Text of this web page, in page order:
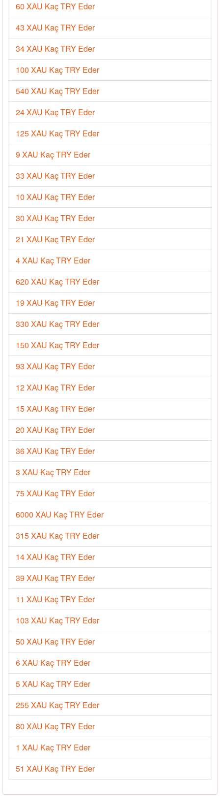
60 XAU Kaç TRY Eder
43 XAU Kaç TRY Eder
34 XAU Kaç TRY Eder
100 XAU Kaç TRY Eder
540 XAU Kaç TRY Eder
24 XAU Kaç TRY Eder
125 XAU Kaç TRY Eder
9 XAU Kaç TRY Eder
33 XAU Kaç TRY Eder
10 XAU Kaç TRY Eder
30 XAU Kaç TRY Eder
21 XAU Kaç TRY Eder
4 XAU Kaç TRY Eder
620 XAU Kaç TRY Eder
19 XAU Kaç TRY Eder
330 XAU Kaç TRY Eder
150 XAU Kaç TRY Eder
93 XAU Kaç TRY Eder
12 XAU Kaç TRY Eder
15 XAU Kaç TRY Eder
20 XAU Kaç TRY Eder
36 XAU Kaç TRY Eder
3 XAU Kaç TRY Eder
75 XAU Kaç TRY Eder
6000 XAU Kaç TRY Eder
315 XAU Kaç TRY Eder
14 XAU Kaç TRY Eder
39 XAU Kaç TRY Eder
11 XAU Kaç TRY Eder
103 XAU Kaç TRY Eder
50 XAU Kaç TRY Eder
6 XAU Kaç TRY Eder
5 XAU Kaç TRY Eder
255 XAU Kaç TRY Eder
80 XAU Kaç TRY Eder
1 XAU Kaç TRY Eder
51 XAU Kaç TRY Eder